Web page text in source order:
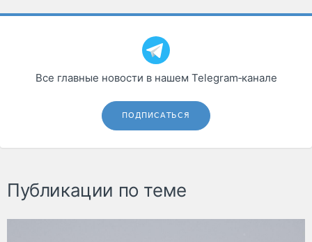
Все главные новости в нашем Telegram‑канале
ПОДПИСАТЬСЯ
Публикации по теме